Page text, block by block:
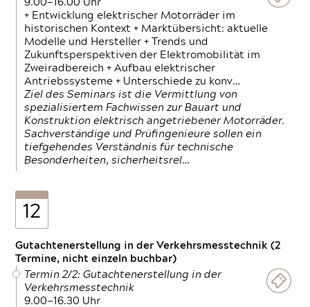
9.00—16.00 Uhr
+ Entwicklung elektrischer Motorräder im
historischen Kontext + Marktübersicht: aktuelle
Modelle und Hersteller + Trends und
Zukunftsperspektiven der Elektromobilität im
Zweiradbereich + Aufbau elektrischer
Antriebssysteme + Unterschiede zu konv…
Ziel des Seminars ist die Vermittlung von
spezialisiertem Fachwissen zur Bauart und
Konstruktion elektrisch angetriebener Motorräder.
Sachverständige und Prüfingenieure sollen ein
tiefgehendes Verständnis für technische
Besonderheiten, sicherheitsrel…
12
Gutachtenerstellung in der Verkehrsmesstechnik (2
Termine, nicht einzeln buchbar)
Termin 2/2: Gutachtenerstellung in der
Verkehrsmesstechnik
9.00—16.30 Uhr